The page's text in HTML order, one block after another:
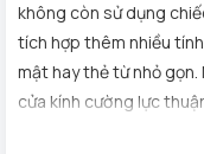
không còn sử dụng
tích hợp thêm nhiều
mật hay thẻ từ nhỏ
cửa kính cường lực